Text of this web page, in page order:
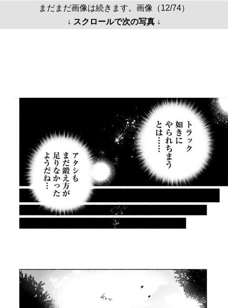
まだまだ画像は続きます。画像（12/74）
↓ スクロールで次の写真 ↓